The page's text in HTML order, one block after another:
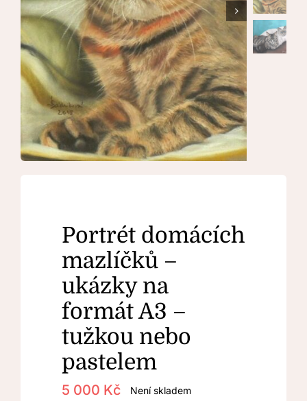
Kontakt
Portrét domácích
mazlíčků –
ukázky na
formát A3 –
tužkou nebo
pastelem
5 000 Kč Není skladem